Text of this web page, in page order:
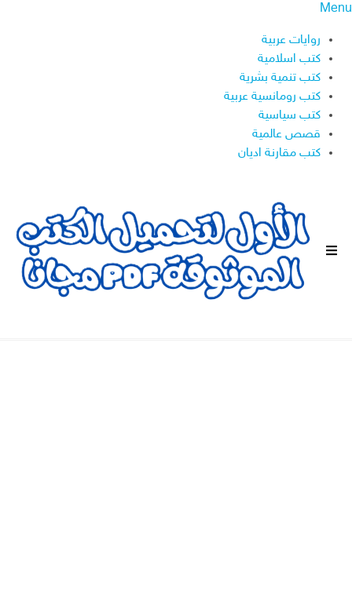
Menu
روايات عربية
كتب اسلامية
كتب تنمية بشرية
كتب رومانسية عربية
كتب سياسية
قصص عالمية
كتب مقارنة اديان
ا